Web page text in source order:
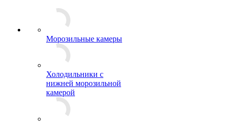
Морозильные камеры
Холодильники с
нижней морозильной
камерой